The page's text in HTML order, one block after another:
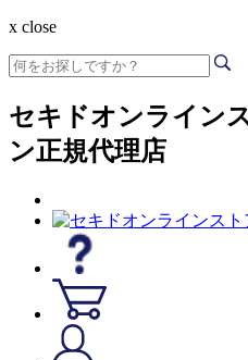
x close
セキドオンライン
ン正規代理店